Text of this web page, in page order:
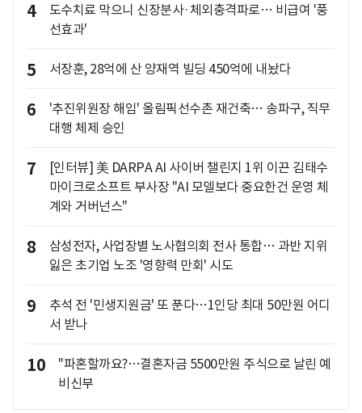
4
도수치료 막으니 신장분사·체외충격파로… 비급여 '풍
선효과'
5 서장훈, 28억에 산 양재역 빌딩 450억에 내놨다
6
'추진위원장 해임' 올림픽선수촌 재건축… 송파구, 직무
대행 체제 승인
7
[인터뷰] 美 DARPA AI 사이버 챌린지 1위 이끈 김태수
마이크로소프트 부사장 "AI 모델보다 중요한건 운영 체
계와 거버넌스"
8
삼성전자, 사업장별 노사협의회 전사 통합… 과반 지위
잃은 초기업 노조 '영향력 만회' 시도
9
추석 전 '민생지원금' 또 푼다…1인당 최대 50만원 어디
서 받나
10
"파혼할까요?…결혼자금 5500만원 주식으로 날린 예
비신부